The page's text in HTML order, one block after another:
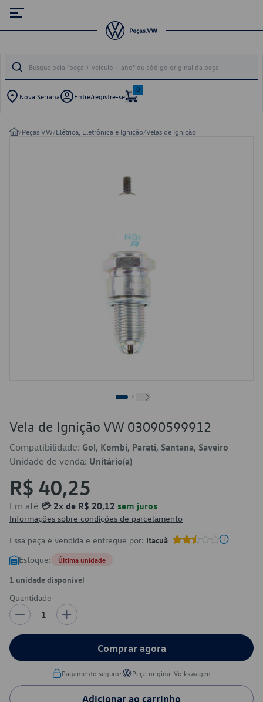
Nova Serrana Entre/registre-se
0
/Peças VW/Elétrica, Eletrônica e Ignição/Velas de Ignição
Vela de Ignição VW 03090599912
Compatibilidade: Gol, Kombi, Parati, Santana, Saveiro
Unidade de venda: Unitário(a)
R$ 40,25
Em até 💳 2x de R$ 20,12 sem juros
Informações sobre condições de parcelamento
Essa peça é vendida e entregue por: Itacuã
Estoque: Última unidade
1 unidade disponível
Quantidade
1
Comprar agora
Pagamento seguro• Peça original Volkswagen
Adicionar ao carrinho